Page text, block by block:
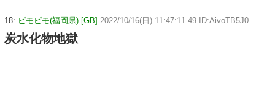
18: ピモピモ(福岡県) [GB] 2022/10/16(日) 11:47:11.49 ID:AivoTB5J0
炭水化物地獄